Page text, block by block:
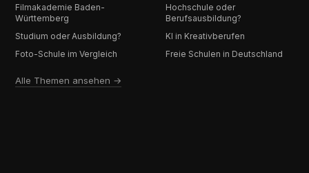
Filmakademie Baden-
Württemberg
Hochschule oder
Berufsausbildung?
Studium oder Ausbildung?
KI in Kreativberufen
Foto-Schule im Vergleich
Freie Schulen in Deutschland
Alle Themen ansehen →